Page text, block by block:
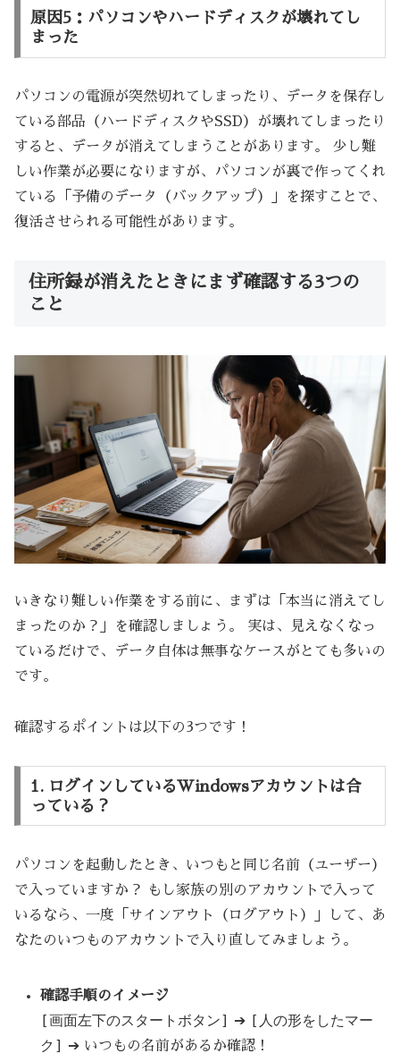
原因5：パソコンやハードディスクが壊れてし
まった
パソコンの電源が突然切れてしまったり、データを保存し
ている部品（ハードディスクやSSD）が壊れてしまったり
すると、データが消えてしまうことがあります。 少し難
しい作業が必要になりますが、パソコンが裏で作ってくれ
ている「予備のデータ（バックアップ）」を探すことで、
復活させられる可能性があります。
住所録が消えたときにまず確認する3つの
こと
いきなり難しい作業をする前に、まずは「本当に消えてし
まったのか？」を確認しましょう。 実は、見えなくなっ
ているだけで、データ自体は無事なケースがとても多いの
です。
確認するポイントは以下の3つです！
1. ログインしているWindowsアカウントは合
っている？
パソコンを起動したとき、いつもと同じ名前（ユーザー）
で入っていますか？ もし家族の別のアカウントで入って
いるなら、一度「サインアウト（ログアウト）」して、あ
なたのいつものアカウントで入り直してみましょう。
確認手順のイメージ
[画面左下のスタートボタン] ➔
[人の形をしたマー
ク]
➔ いつもの名前があるか確認！